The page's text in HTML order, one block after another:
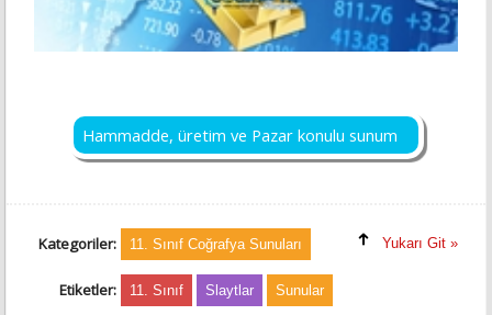
Hammadde, üretim ve Pazar konulu sunum
Kategoriler: 11. Sınıf Coğrafya Sunuları Yukarı Git »
Etiketler: 11. Sınıf Slaytlar Sunular